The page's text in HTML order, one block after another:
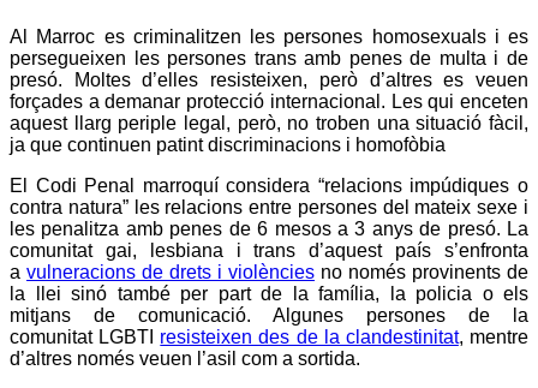
Al Marroc es criminalitzen les persones homosexuals i es
persegueixen les persones trans amb penes de multa i de
presó. Moltes d’elles resisteixen, però d’altres es veuen
forçades a demanar protecció internacional. Les qui enceten
aquest llarg periple legal, però, no troben una situació fàcil,
ja que continuen patint discriminacions i homofòbia
El Codi Penal marroquí considera “relacions impúdiques o
contra natura” les relacions entre persones del mateix sexe i
les penalitza amb penes de 6 mesos a 3 anys de presó. La
comunitat gai, lesbiana i trans d’aquest país s’enfronta
a vulneracions de drets i violències no només provinents de
la llei sinó també per part de la família, la policia o els
mitjans de comunicació. Algunes persones de la
comunitat LGBTI resisteixen des de la clandestinitat, mentre
d’altres només veuen l’asil com a sortida.